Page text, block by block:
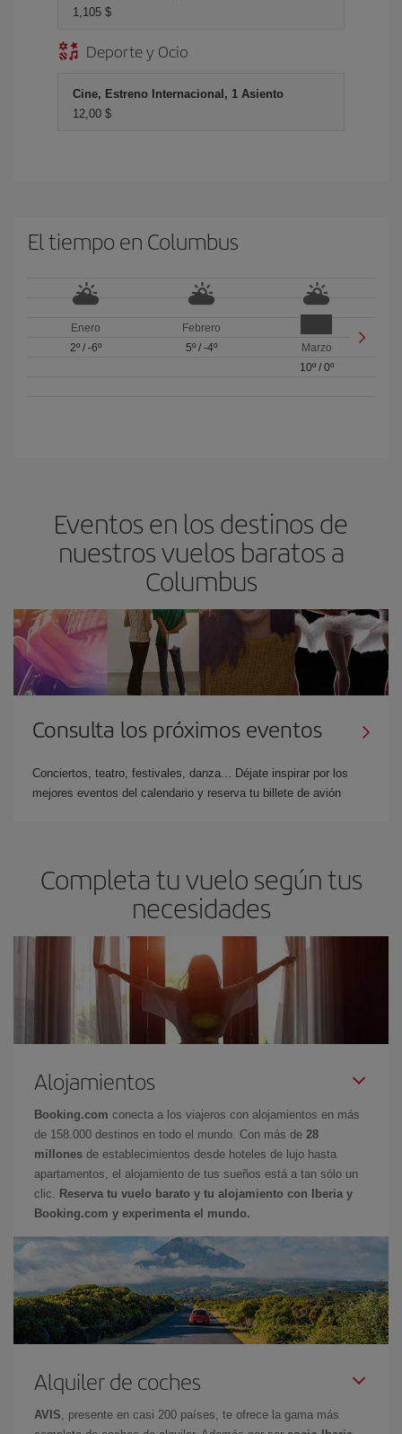
1,105 $
Deporte y Ocio
Cine, Estreno Internacional, 1 Asiento
12,00 $
El tiempo en Columbus
Enero
2º/ -6º
Febrero
5º/ -4º
Marzo
10º/ 0º
Eventos en los destinos de
nuestros vuelos baratos a
Columbus
Consulta los próximos eventos
Conciertos, teatro, festivales, danza... Déjate inspirar por los
mejores eventos del calendario y reserva tu billete de avión
Completa tu vuelo según tus
necesidades
Alojamientos
Booking.com conecta a los viajeros con alojamientos en más
de 158.000 destinos en todo el mundo. Con más de 28
millones de establecimientos desde hoteles de lujo hasta
apartamentos, el alojamiento de tus sueños está a tan sólo un
clic.
Reserva tu vuelo barato y tu alojamiento con Iberia y
Booking.com y experimenta el mundo.
Alquiler de coches
AVIS , presente en casi 200 países, te ofrece la gama más